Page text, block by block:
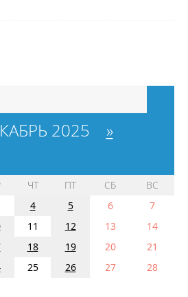
2025 »
ЧТ ПТ СБ
ВС
4 5 6
7
11 12 13
14
18 19 20
21
25 26 27
28